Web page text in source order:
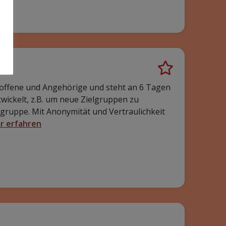
und Angehörige und steht an 6 Tagen
z.B. um neue Zielgruppen zu
Mit Anonymität und Vertraulichkeit
erfahren